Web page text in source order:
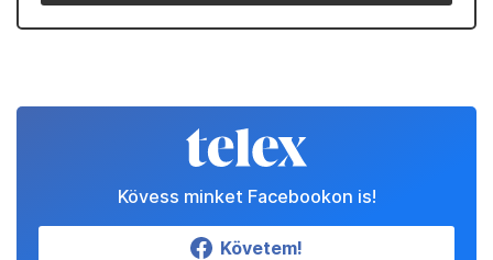
Kövess minket Facebookon is!
Követem!